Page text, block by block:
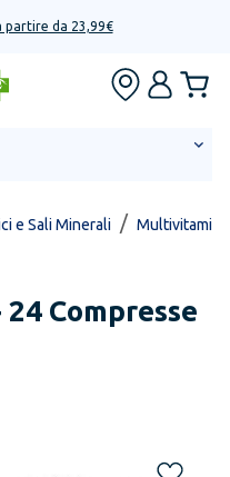
partire da 23,99€
e Sali Minerali /
Compresse